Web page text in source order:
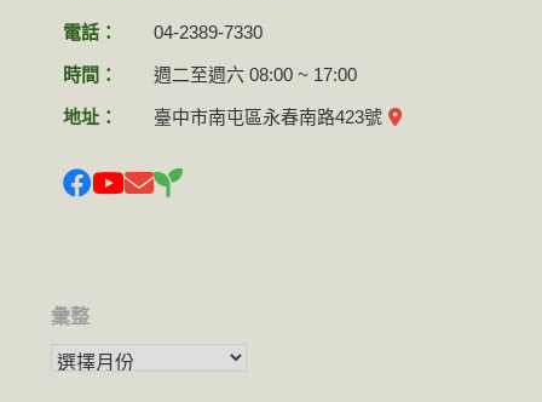
電話： 04-2389-7330
時間： 週二至週六 08:00 ~ 17:00
地址： 臺中市南屯區永春南路423號
彙整
彙整